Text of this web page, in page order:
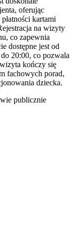
oferując
kartami
na wizyty
co zapewnia
dostępne jest od
20:00, co pozwala
kończy się
fachowych porad,
dziecka.
publicznie